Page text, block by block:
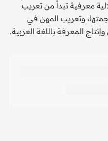
معرفية تبدأ من تعريب
وتعريب المهن في
المعرفة باللغة العربية.